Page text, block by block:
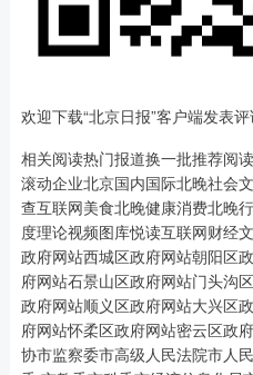
欢迎下载“北京日报”客户端发表
相关阅读热门报道换一批推荐阅
滚动企业北京国内国际北晚社会
查互联网美食北晚健康消费北晚
度理论视频图库悦读互联网财经
政府网站西城区政府网站朝阳区
府网站石景山区政府网站门头沟
政府网站顺义区政府网站大兴区
府网站怀柔区政府网站密云区政
协市监察委市高级人民法院市人